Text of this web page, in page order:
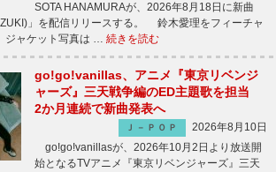
SOTA HANAMURAが、2026年8月18日に新曲
」を配信リリースする。 鈴木愛理をフィーチャ
ジャケット写真は … 続きを読む
go!go!vanillas、アニメ『東京リベンジ
ャーズ』三天戦争編のED主題歌を担当
2か月連続で新曲発表へ
Ｊ－ＰＯＰ
2026年8月10日
go!go!vanillasが、2026年10月2日より放送開
始となるTVアニメ『東京リベンジャーズ』三天